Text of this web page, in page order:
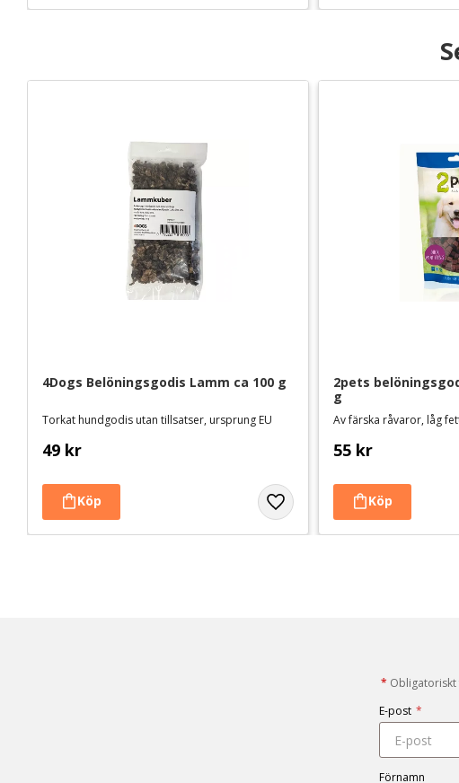
4Dogs Belöningsgodis Lamm ca 100 g
Torkat hundgodis utan tillsatser, ursprung EU
49 kr
2pets
g
Av färska råvaror, låg
55 kr
* Obligatoriskt
E-post *
Förnamn